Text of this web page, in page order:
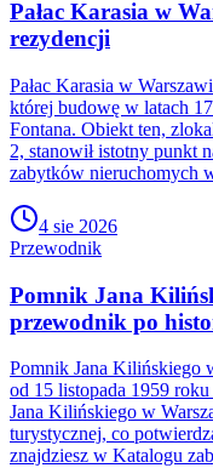
Pałac Karasia w
rezydencji
Pałac Karasia w
której budowę w latach
Fontana. Obiekt ten,
2, stanowił istotny punkt
zabytków nieruchomych
4 sie 2026
Przewodnik
Pomnik Jana
przewodnik po
Pomnik Jana Kilińskiego
od 15 listopada 1959
Jana Kilińskiego w
turystycznej, co
znajdziesz w Katalogu